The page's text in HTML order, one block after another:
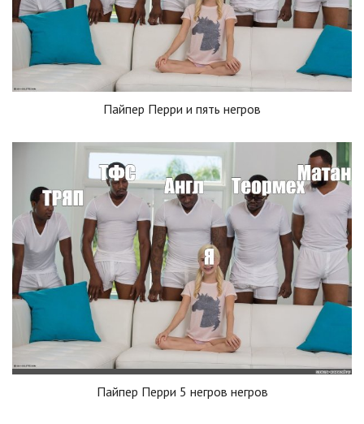
Пайпер Перри и пять негров
Пайпер Перри 5 негров негров